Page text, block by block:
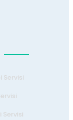
Servisi
Servisi